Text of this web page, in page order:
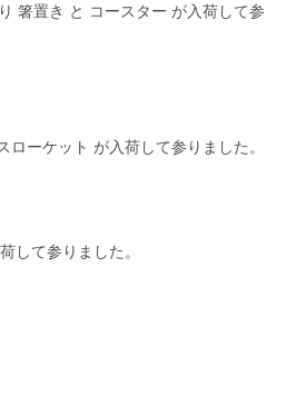
箸置き と コースター が入荷して参
ーケット が入荷して参りました。
して参りました。